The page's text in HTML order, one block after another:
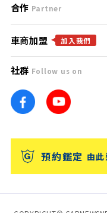
免責聲明
隱私權政策
團隊
車訊網
台灣優良中古車商大獎
聯絡我們
什麼是Goo鑑定？
找好車
找好店
找海外車
消費者評價
合作 Partner
合作夥伴
廣告合作
車商加盟 加入我們
社群 Follow us on
預約鑑定 由此